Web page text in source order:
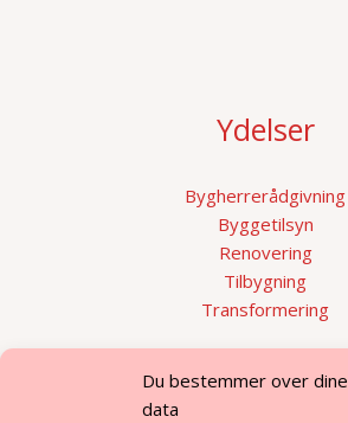
Du bestemmer over dine
data
Ydelser
Bygherrerådgivning
Byggetilsyn
Renovering
Tilbygning
Transformering
Hurtige links